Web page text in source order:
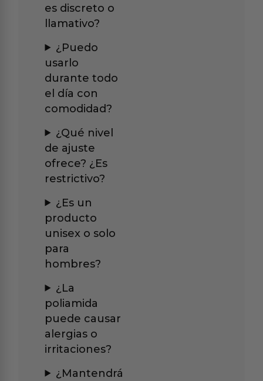
es discreto o
llamativo?
¿Puedo
usarlo
durante todo
el día con
comodidad?
¿Qué nivel
de ajuste
ofrece? ¿Es
restrictivo?
¿Es un
producto
unisex o solo
para
hombres?
¿La
poliamida
puede causar
alergias o
irritaciones?
¿Mantendrá